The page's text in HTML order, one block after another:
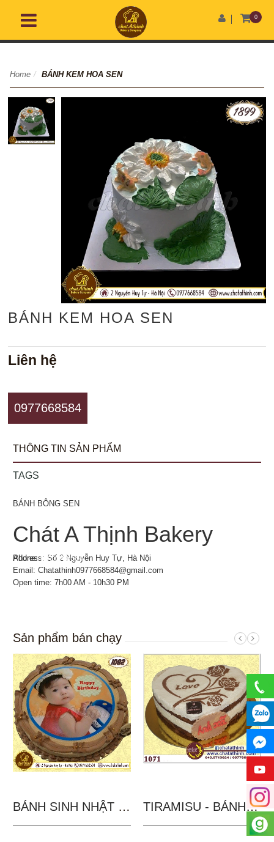
0
Home / BÁNH KEM HOA SEN
BÁNH KEM HOA SEN
Liên hệ
0977668584
THÔNG TIN SẢN PHẨM
TAGS
BÁNH BÔNG SEN
Chát A Thịnh Bakery
Address: Số 2 Nguyễn Huy Tự, Hà Nội
Phone: 0977668584
Email: Chatathinh0977668584@gmail.com
Open time: 7h00 AM - 10h30 PM
Sản phẩm bán chạy
BÁNH SINH NHẬT IN... TIRAMISU - BÁNH TẶNG...